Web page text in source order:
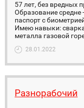
57 лет, без вредных
Образование средне
паспорт с
Имею навыки:
металла газовой
28.01.2022
Разнорабочий